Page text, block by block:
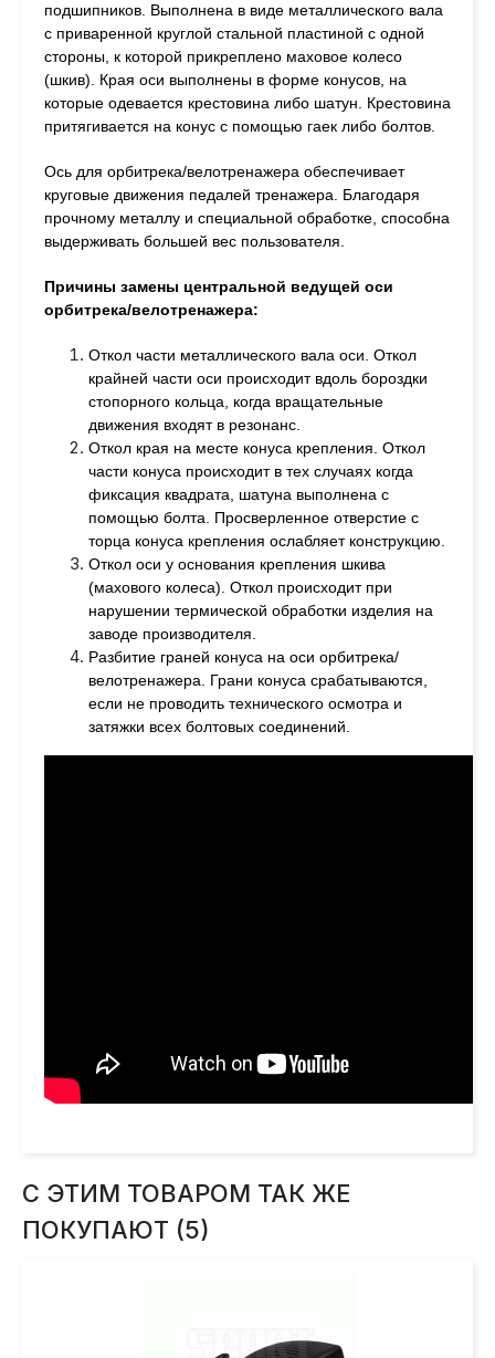
подшипников. Выполнена в виде металлического вала
с приваренной круглой стальной пластиной с одной
стороны, к которой прикреплено маховое колесо
(шкив). Края оси выполнены в форме конусов, на
которые одевается крестовина либо шатун. Крестовина
притягивается на конус с помощью гаек либо болтов.
Ось для орбитрека/велотренажера обеспечивает
круговые движения педалей тренажера. Благодаря
прочному металлу и специальной обработке, способна
выдерживать большей вес пользователя.
Причины замены центральной ведущей оси
орбитрека/велотренажера:
Откол части металлического вала оси. Откол
крайней части оси происходит вдоль бороздки
стопорного кольца, когда вращательные
движения входят в резонанс.
Откол края на месте конуса крепления. Откол
части конуса происходит в тех случаях когда
фиксация квадрата, шатуна выполнена с
помощью болта. Просверленное отверстие с
торца конуса крепления ослабляет конструкцию.
Откол оси у основания крепления шкива
(махового колеса). Откол происходит при
нарушении термической обработки изделия на
заводе производителя.
Разбитие граней конуса на оси орбитрека/
велотренажера. Грани конуса срабатываются,
если не проводить технического осмотра и
затяжки всех болтовых соединений.
С ЭТИМ ТОВАРОМ ТАК ЖЕ
ПОКУПАЮТ (5)